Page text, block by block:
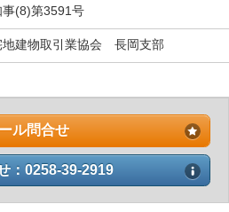
事(8)第3591号
地建物取引業協会 長岡支部
ル問合せ
：0258-39-2919